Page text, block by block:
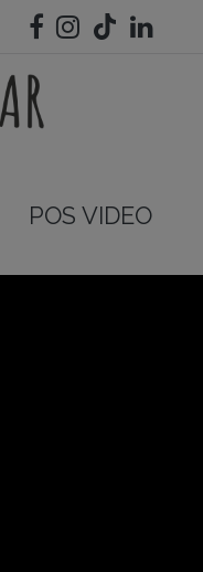
POS VIDEO